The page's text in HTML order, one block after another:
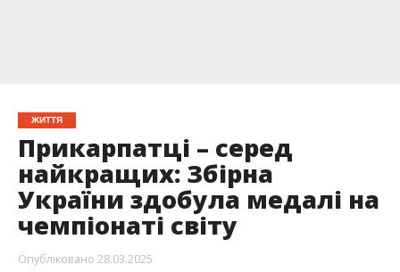
ЖИТТЯ
Прикарпатці – серед
найкращих: Збірна
України здобула медалі на
чемпіонаті світу
Опубліковано 28.03.2025